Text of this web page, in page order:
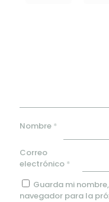
Nombre *
Correo
electrónico *
Guarda mi
navegador para la